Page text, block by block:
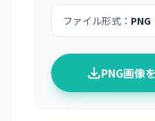
ファイル形式： PNG
PNG画像